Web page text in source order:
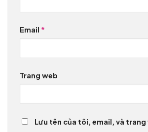
Email *
Trang web
Lưu tên của tôi, email, và